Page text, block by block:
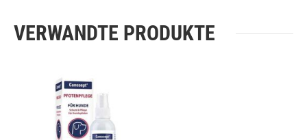
VERWANDTE PRODUKTE